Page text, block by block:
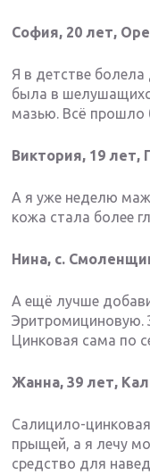
София, 20 лет,
Я в детстве
была в
мазью. Всё прошло
Виктория, 19 лет,
А я уже неделю
кожа стала более
Нина, с.
А ещё лучше
Эритромициновую.
Цинковая сама по
Жанна, 39 лет,
Салицило-
прыщей, а я лечу
средство для